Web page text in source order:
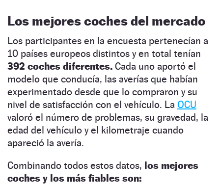
Los mejores coches del mercado
Los participantes en la encuesta pertenecían a
10 países europeos distintos y en total tenían
392 coches diferentes. Cada uno aportó el
modelo que conducía, las averías que habían
experimentado desde que lo compraron y su
nivel de satisfacción con el vehículo. La OCU
valoró el número de problemas, su gravedad, la
edad del vehículo y el kilometraje cuando
apareció la avería.
Combinando todos estos datos, los mejores
coches y los más fiables son: